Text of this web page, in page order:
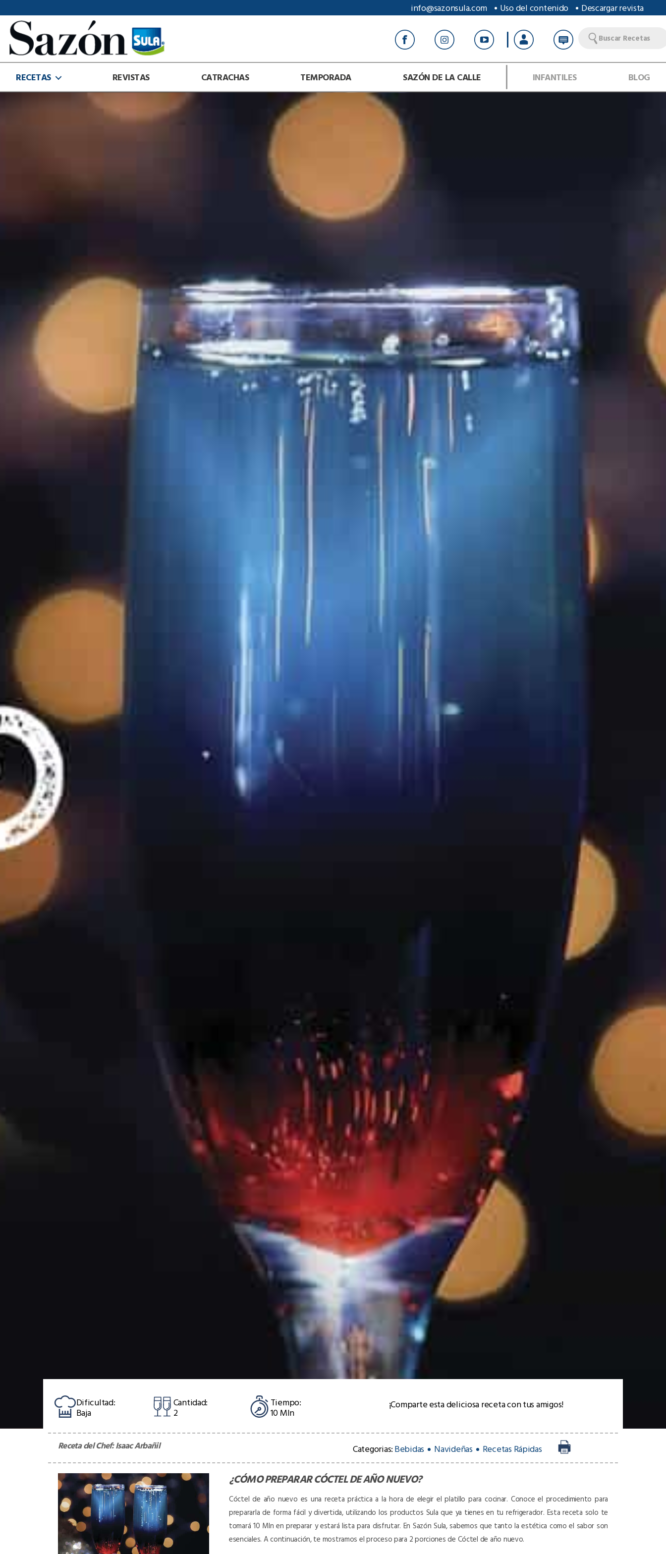
info@sazonsula.com Uso del contenido Descargar revista
Sazón
Sula
Buscar Recetas
RECETAS REVISTAS CATRACHAS TEMPORADA SAZÓN DE LA CALLE INFANTILES BLOG
Dificultad:
Baja
Cantidad:
2
Tiempo:
10 MIn
¡Comparte esta deliciosa receta con tus amigos!
Receta del Chef:Isaac Arbañil Categorias:Bebidas Navideñas Recetas Rápidas
¿CÓMO PREPARARCÓCTEL DE AÑO NUEVO?
Cóctel de año nuevo es una receta práctica a la hora de elegir el platillo para cocinar. Conoce el procedimiento para
prepararla de forma fácil y divertida, utilizando los productos Sula que ya tienes en tu refrigerador. Esta receta solo te
tomará 10 MIn en preparar y estará lista para disfrutar. En Sazón Sula, sabemos que tanto la estética como el sabor son
esenciales. A continuación, te mostramos el proceso para 2 porciones de Cóctel de año nuevo.